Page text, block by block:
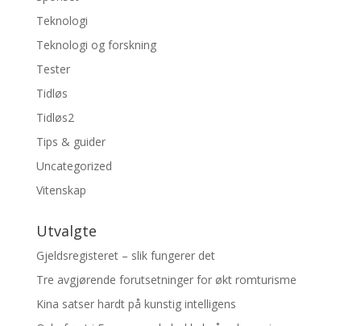
Teknologi
Teknologi og forskning
Tester
Tidløs
Tidløs2
Tips & guider
Uncategorized
Vitenskap
Utvalgte
Gjeldsregisteret – slik fungerer det
Tre avgjørende forutsetninger for økt romturisme
Kina satser hardt på kunstig intelligens